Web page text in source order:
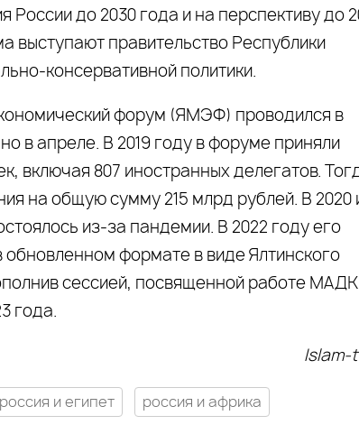
России до 2030 года и на перспективу до
выступают правительство Республики
консервативной политики.
форум (ЯМЭФ) проводился в
в апреле. В 2019 году в форуме приняли
включая 807 иностранных делегатов.
на общую сумму 215 млрд рублей. В 2020
из-за пандемии. В 2022 году его
формате в виде Ялтинского
сессией, посвященной работе
года.
Islam-
россия и египет россия и африка